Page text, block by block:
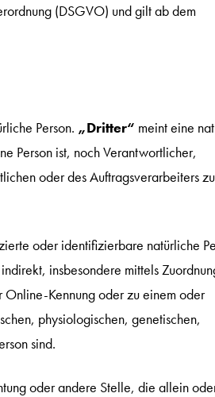
(DSGVO) und gilt ab dem
Person. „Dritter“ meint eine
Person ist, noch Verantwortlicher,
oder des Auftragsverarbeiters
oder identifizierbare natürliche
insbesondere mittels
Kennung oder zu einem oder
physiologischen, genetischen,
sind.
oder andere Stelle, die allein